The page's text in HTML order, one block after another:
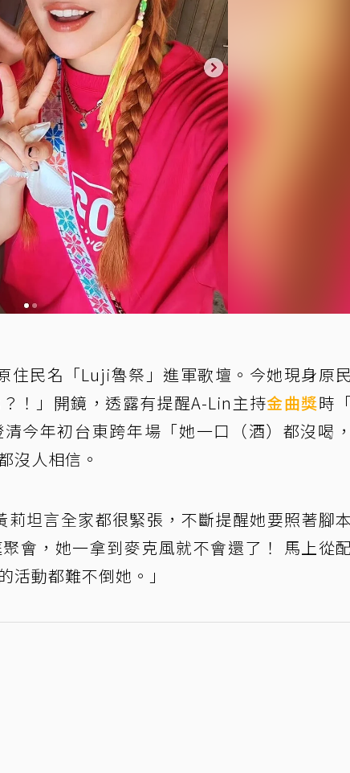
住民名「Luji魯祭」進軍歌壇。今她現身原
！」開鏡，透露有提醒A-Lin主持金曲獎時
今年初台東跨年場「她一口（酒）都沒喝
沒人相信。
坦言全家都很緊張，不斷提醒她要照著腳
會，她一拿到麥克風就不會還了！ 馬上從
活動都難不倒她。」